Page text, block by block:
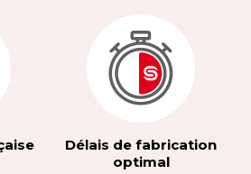
Délais de fabrication
optimal